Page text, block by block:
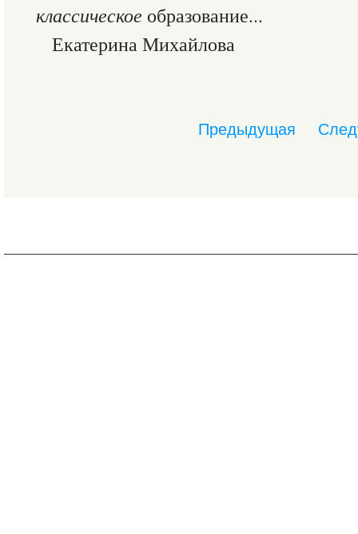
классическое образование...
Екатерина Михайлова
Предыдущая